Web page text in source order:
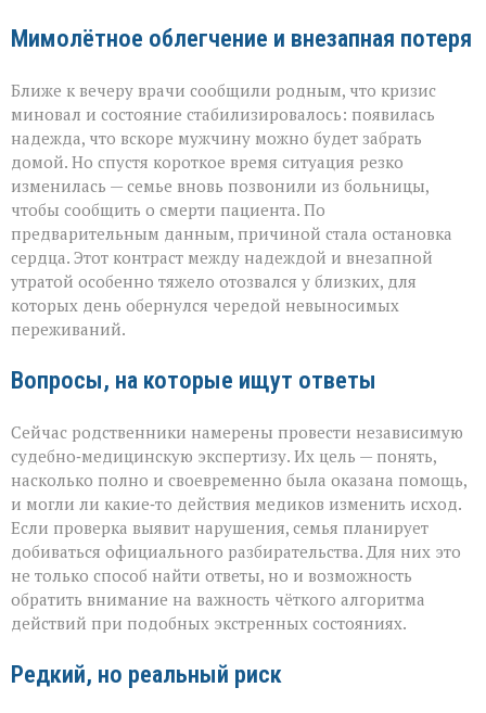
Мимолётное облегчение и внезапная потеря
Ближе к вечеру врачи сообщили родным, что кризис
миновал и состояние стабилизировалось: появилась
надежда, что вскоре мужчину можно будет забрать
домой. Но спустя короткое время ситуация резко
изменилась — семье вновь позвонили из больницы,
чтобы сообщить о смерти пациента. По
предварительным данным, причиной стала остановка
сердца. Этот контраст между надеждой и внезапной
утратой особенно тяжело отозвался у близких, для
которых день обернулся чередой невыносимых
переживаний.
Вопросы, на которые ищут ответы
Сейчас родственники намерены провести независимую
судебно‑медицинскую экспертизу. Их цель — понять,
насколько полно и своевременно была оказана помощь,
и могли ли какие‑то действия медиков изменить исход.
Если проверка выявит нарушения, семья планирует
добиваться официального разбирательства. Для них это
не только способ найти ответы, но и возможность
обратить внимание на важность чёткого алгоритма
действий при подобных экстренных состояниях.
Редкий, но реальный риск